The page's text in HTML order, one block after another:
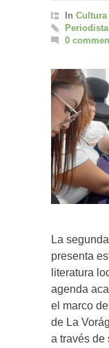
In Cultura
0
La
presenta
literatura
agenda
el marco
de La
a través de